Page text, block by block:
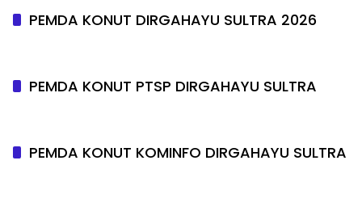
PEMDA KONUT DIRGAHAYU SULTRA 2026
PEMDA KONUT PTSP DIRGAHAYU SULTRA
PEMDA KONUT KOMINFO DIRGAHAYU SULTRA